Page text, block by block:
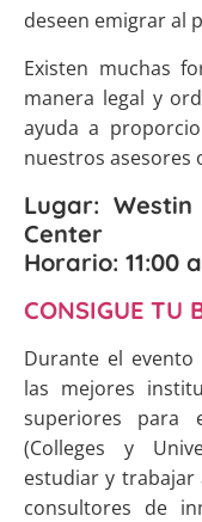
deseen emigrar al
Existen muchas
manera legal y
ayuda a
nuestros asesores
Lugar:
Center
Horario: 11:00
CONSIGUE TU
Durante el
las mejores
superiores para
(Colleges y
estudiar y trabajar
consultores de